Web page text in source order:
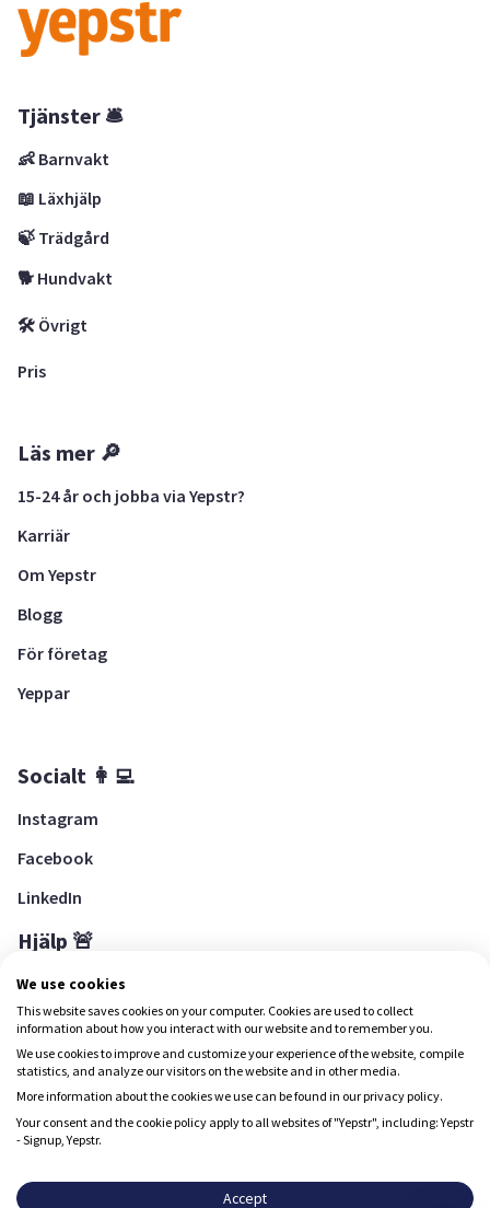
Tjänster 🛎
👶 Barnvakt
📖 Läxhjälp
🍃 Trädgård
🐕 Hundvakt
🛠 Övrigt
Pris
Läs mer 🔎
15-24 år och jobba via Yepstr?
Karriär
Om Yepstr
Blogg
För företag
Yeppar
Socialt 👩‍💻
Instagram
Facebook
LinkedIn
Hjälp 🚨
Hjälpcenter
Ladda ned Yepstr
Ladda ned Yepstr
upplevelse.
We use cookies
This website saves cookies on your computer. Cookies are used to collect
information about how you interact with our website and to remember you.
We use cookies to improve and customize your experience of the website, compile
statistics, and analyze our visitors on the website and in other media.
More information about the cookies we use can be found in our privacy policy.
Your consent and the cookie policy apply to all websites of "Yepstr", including: Yepstr
- Signup, Yepstr.
Accept